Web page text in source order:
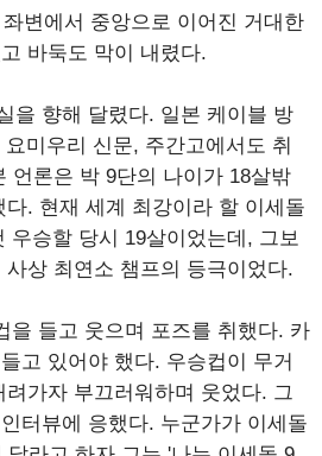
변에서 중앙으로 이어진 거대한
바둑도 막이 내렸다.
을 향해 달렸다. 일본 케이블 방
미우리 신문, 주간고에서도 취
언론은 박 9단의 나이가 18살밖
. 현재 세계 최강이라 할 이세돌
우승할 당시 19살이었는데, 그보
상 최연소 챔프의 등극이었다.
을 들고 웃으며 포즈를 취했다. 카
고 있어야 했다. 우승컵이 무거
가자 부끄러워하며 웃었다. 그
터뷰에 응했다. 누군가가 이세돌